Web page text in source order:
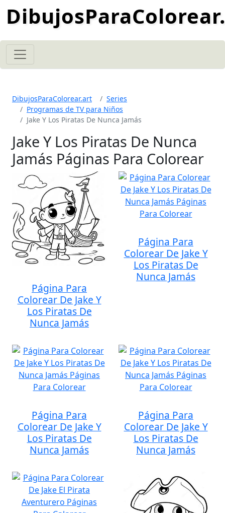
DibujosParaColorear.art
Series
Programas de TV para Niños
Jake Y Los Piratas De Nunca Jamás
Jake Y Los Piratas De Nunca
Jamás Páginas Para Colorear
Página Para
Colorear De Jake Y
Los Piratas De
Nunca Jamás
Página Para
Colorear De Jake Y
Los Piratas De
Nunca Jamás
Página Para
Colorear De Jake Y
Los Piratas De
Nunca Jamás
Página Para
Colorear De Jake Y
Los Piratas De
Nunca Jamás